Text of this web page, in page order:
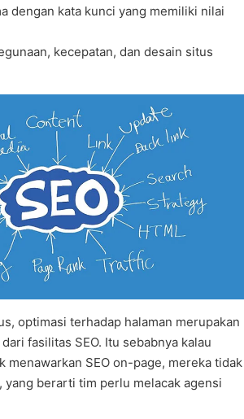
dengan kata kunci yang memiliki nilai
kecepatan, dan desain situs
optimasi terhadap halaman merupakan
fasilitas SEO. Itu sebabnya kalau
menawarkan SEO on-page, mereka tidak
yang berarti tim perlu melacak agensi